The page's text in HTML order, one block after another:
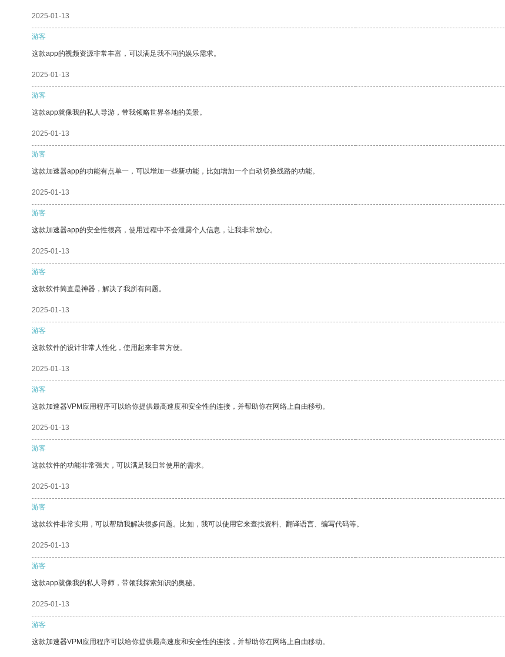
2025-01-13
游客
这款app的视频资源非常丰富，可以满足我不同的娱乐需求。
2025-01-13
游客
这款app就像我的私人导游，带我领略世界各地的美景。
2025-01-13
游客
这款加速器app的功能有点单一，可以增加一些新功能，比如增加一个自动切换线路的功能。
2025-01-13
游客
这款加速器app的安全性很高，使用过程中不会泄露个人信息，让我非常放心。
2025-01-13
游客
这款软件简直是神器，解决了我所有问题。
2025-01-13
游客
这款软件的设计非常人性化，使用起来非常方便。
2025-01-13
游客
这款加速器VPM应用程序可以给你提供最高速度和安全性的连接，并帮助你在网络上自由移动。
2025-01-13
游客
这款软件的功能非常强大，可以满足我日常使用的需求。
2025-01-13
游客
这款软件非常实用，可以帮助我解决很多问题。比如，我可以使用它来查找资料、翻译语言、编写代码等。
2025-01-13
游客
这款app就像我的私人导师，带领我探索知识的奥秘。
2025-01-13
游客
这款加速器VPM应用程序可以给你提供最高速度和安全性的连接，并帮助你在网络上自由移动。